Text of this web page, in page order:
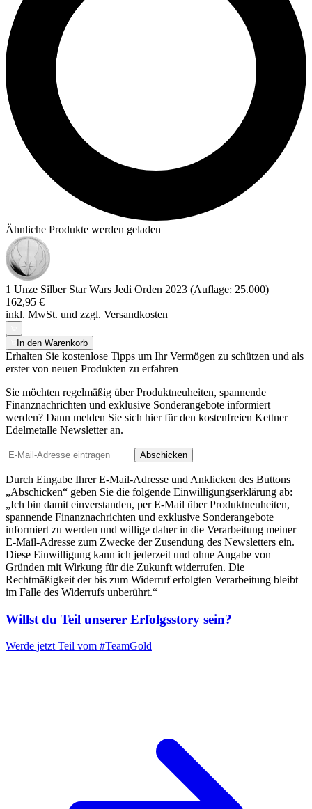
Ähnliche Produkte werden geladen
1 Unze Silber Star Wars Jedi Orden 2023 (Auflage: 25.000)
162,95 €
inkl. MwSt. und zzgl. Versandkosten
In den Warenkorb
Erhalten Sie kostenlose Tipps um Ihr Vermögen zu schützen und als
erster von neuen Produkten zu erfahren
Sie möchten regelmäßig über Produktneuheiten, spannende
Finanznachrichten und exklusive Sonderangebote informiert
werden? Dann melden Sie sich hier für den kostenfreien Kettner
Edelmetalle Newsletter an.
Abschicken
Durch Eingabe Ihrer E-Mail-Adresse und Anklicken des Buttons
„Abschicken“ geben Sie die folgende Einwilligungserklärung ab:
„Ich bin damit einverstanden, per E-Mail über Produktneuheiten,
spannende Finanznachrichten und exklusive Sonderangebote
informiert zu werden und willige daher in die Verarbeitung meiner
E-Mail-Adresse zum Zwecke der Zusendung des Newsletters ein.
Diese Einwilligung kann ich jederzeit und ohne Angabe von
Gründen mit Wirkung für die Zukunft widerrufen. Die
Rechtmäßigkeit der bis zum Widerruf erfolgten Verarbeitung bleibt
im Falle des Widerrufs unberührt.“
Willst du Teil unserer Erfolgsstory sein?
Werde jetzt Teil vom #TeamGold